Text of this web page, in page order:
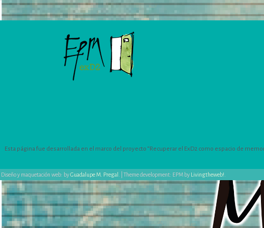
Esta página fue desarrollada en el marco del proyecto “Recuperar el ExD2 como espacio de
Diseño y maquetación web: byGuadalupe M. Pregal Theme development: EPM by Livingtheweb!